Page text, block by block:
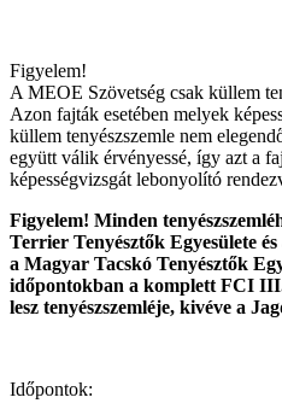
Figyelem!
A MEOE Szövetség csak küllem
Azon fajták esetében melyek
küllem tenyészszemle nem
együtt válik érvényessé, így azt a
képességvizsgát lebonyolító
Figyelem! Minden
Terrier Tenyésztők Egyesülete
a Magyar Tacskó Tenyésztők
időpontokban a komplett FCI
lesz tenyészszemléje, kivéve a
Időpontok: